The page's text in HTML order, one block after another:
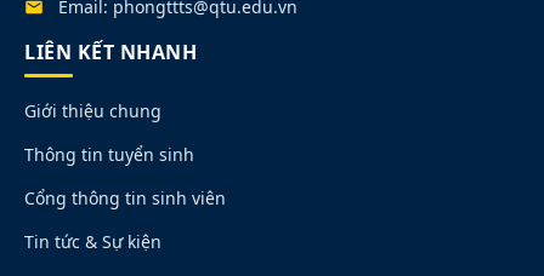
Email: phongttts@qtu.edu.vn
LIÊN KẾT NHANH
Giới thiệu chung
Thông tin tuyển sinh
Cổng thông tin sinh viên
Tin tức & Sự kiện